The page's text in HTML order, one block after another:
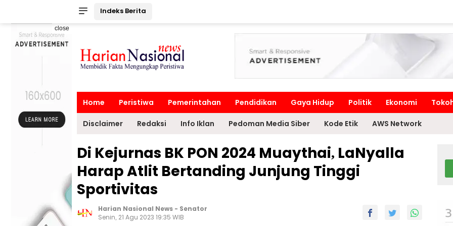
Indeks Berita
close
Home Peristiwa Pemerintahan Pendidikan Gaya Hidup Politik Ekonomi
Disclaimer Redaksi Info Iklan Pedoman Media Siber Kode Etik AWS Network
Di Kejurnas BK PON 2024 Muaythai, LaNyalla
Harap Atlit Bertanding Junjung Tinggi
Sportivitas
Harian Nasional News - Senator
Senin, 21 Agu 2023 19:35 WIB